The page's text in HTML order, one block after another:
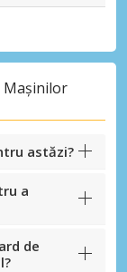
Mașinilor
astăzi?
a
de